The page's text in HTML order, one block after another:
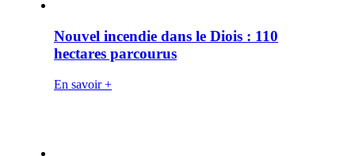
Nouvel incendie dans le Diois : 110
hectares parcourus
En savoir +